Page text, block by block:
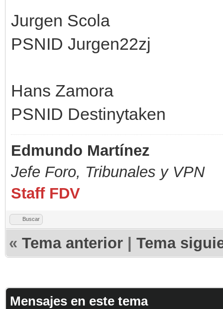
Jurgen Scola
PSNID Jurgen22zj
Hans Zamora
PSNID Destinytaken
Edmundo Martínez
Jefe Foro, Tribunales y VPN
Staff FDV
Buscar
« Tema anterior Tema
Mensajes en este tema